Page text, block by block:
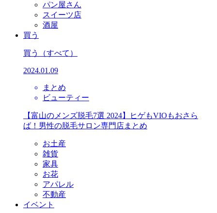
パン屋さん
スイーツ店
酒屋
買う
買う （すべて）
2024.01.09
まとめ
ビューティー
【富山のメンズ脱毛7選 2024】ヒゲもVIOもおさら
ば！男性の脱毛サロン専門店まとめ
お土産
雑貨
家具
お花
アパレル
不動産
イベント